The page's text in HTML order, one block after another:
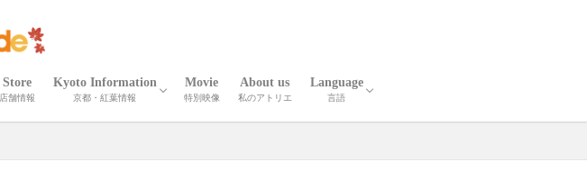
Store
店舗情報
Kyoto Information
京都・紅葉情報
京都の紅葉
京都・春夏秋冬
京都の名刹・観光情報
京都の伝統工芸・職人技
Movie
特別映像
About us
私のアトリエ
Language
言語
英語
中国語